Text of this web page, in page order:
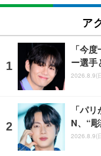
ア
「今
ー選手
2026.8.9(
「パ
N、“
2026.8.9(